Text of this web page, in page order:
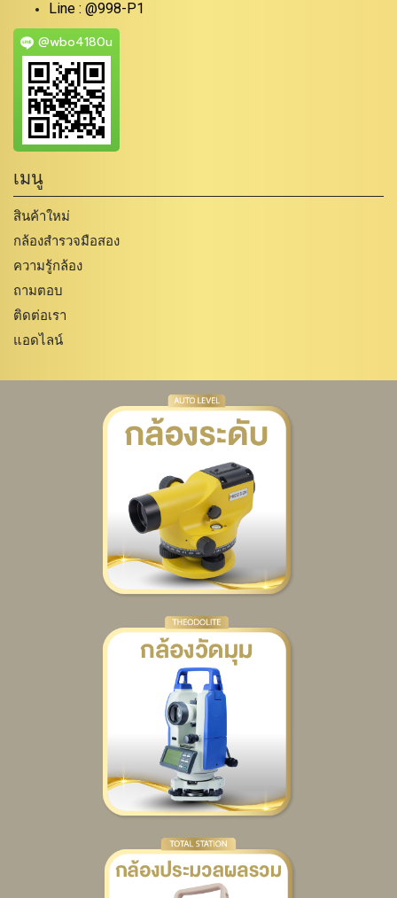
Line : @998-P1
@wbo4180u
เมนู
สินค้าใหม่
กล้องสำรวจมือสอง
ความรู้กล้อง
ถามตอบ
ติดต่อเรา
แอดไลน์